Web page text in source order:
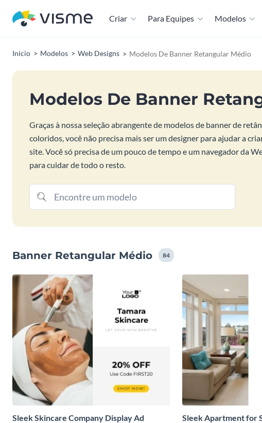
Criar Para Equipes Modelos
Inicio Modelos Web Designs Modelos De Banner Retangular Médio
Modelos De Banner
Graças à nossa seleção abrangente de modelos de banner de
coloridos, você não precisa mais ser um designer para ajudar a
site. Você só precisa de um pouco de tempo e um navegador da
para cuidar de todo o resto.
Banner Retangular Médio 84
Sleek Skincare Company Display Ad Sleek Apartment for